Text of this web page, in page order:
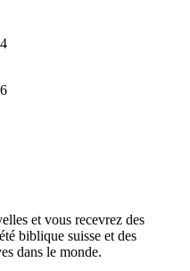
et vous recevrez des
biblique suisse et des
dans le monde.